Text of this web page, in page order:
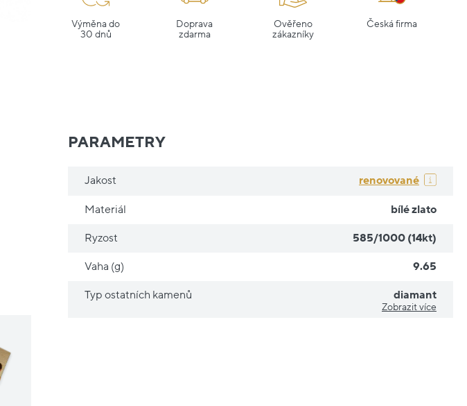
Výměna do
30 dnů
Doprava
zdarma
Ověřeno
zákazníky
Česká firma
PARAMETRY
Jakost renovované
Materiál bílé zlato
Ryzost 585/1000 (14kt)
Vaha (g) 9.65
Typ ostatních kamenů diamant
Zobrazit více